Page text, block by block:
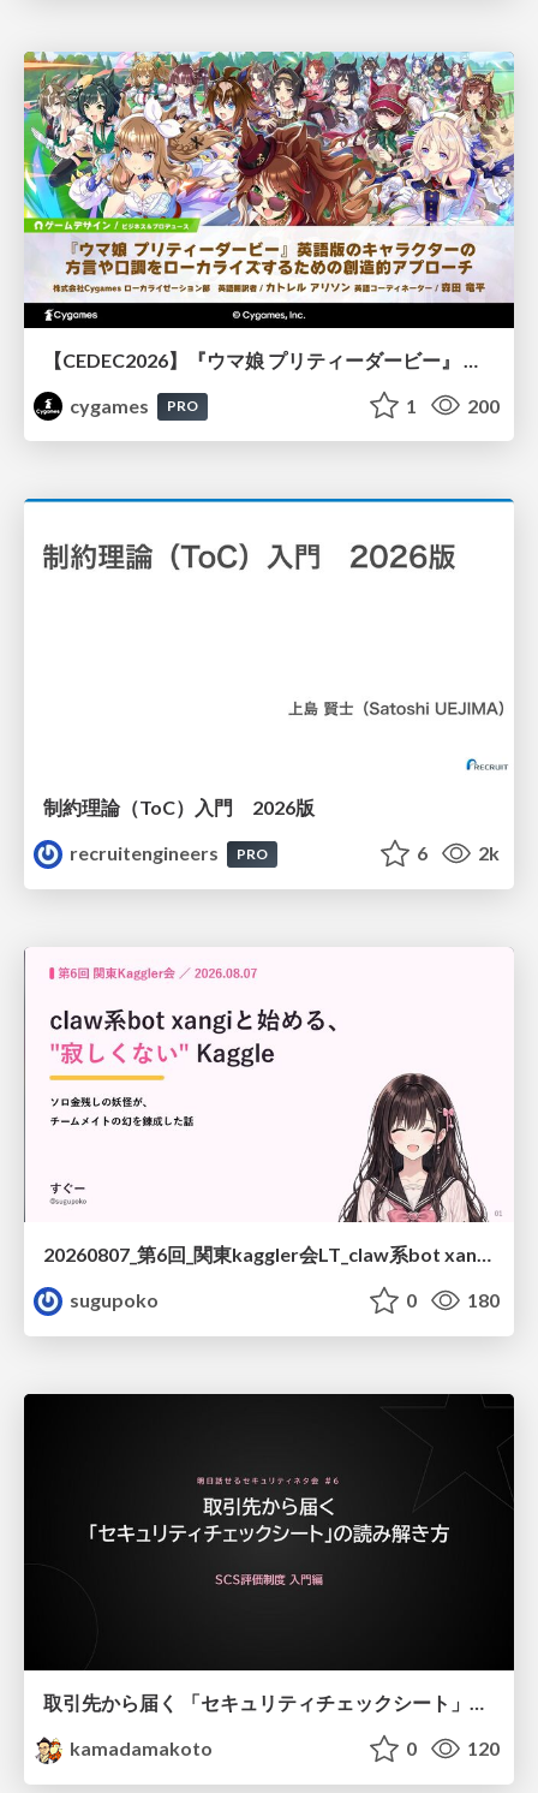
cygames
PRO 1 200
制約理論（ToC）入門 2026版
recruitengineers
PRO 6 2k
20260807_第6回_関東kaggler会LT_claw系bot xangiと始める、"寂しくない" kaggle
sugupoko
0 180
kamadamakoto
0 120